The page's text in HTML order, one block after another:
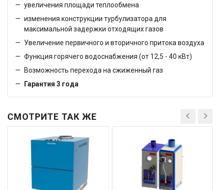
увеличения площади теплообмена
изменения конструкции турбулизатора для
максимальной задержки отходящих газов
Увеличение первичного и вторичного притока воздуха
Функция горячего водоснабжения (от 12,5 - 40 кВт)
Возможность перехода на сжиженный газ
Гарантия 3 года
СМОТРИТЕ ТАК ЖЕ